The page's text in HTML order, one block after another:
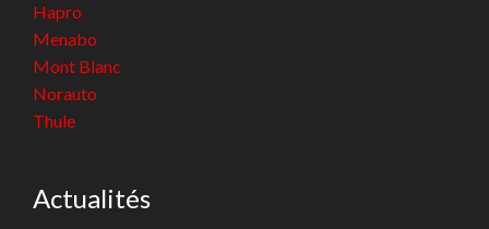
Hapro
Menabo
Mont Blanc
Norauto
Thule
Actualités